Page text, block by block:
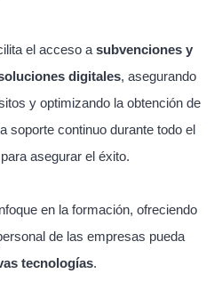
el acceso a subvenciones y
digitales, asegurando
y optimizando la obtención de
soporte continuo durante todo el
asegurar el éxito.
en la formación, ofreciendo
de las empresas pueda
tecnologías.